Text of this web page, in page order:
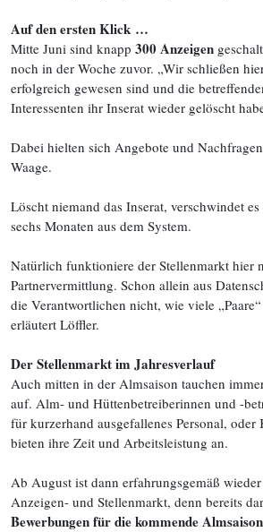
Auf den ersten Klick …
Mitte Juni sind knapp 300 Anzeigen
noch in der Woche zuvor. „Wir schließen
erfolgreich gewesen sind und die
Interessenten ihr Inserat wieder gelöscht
Dabei hielten sich Angebote und
Waage.
Löscht niemand das Inserat, verschwindet
sechs Monaten aus dem System.
Natürlich funktioniere der Stellenmarkt hier
Partnervermittlung. Schon allein aus
die Verantwortlichen nicht, wie viele
erläutert Löffler.
Der Stellenmarkt im Jahresverlauf
Auch mitten in der Almsaison tauchen
auf. Alm- und Hüttenbetreiberinnen und -
für kurzerhand ausgefallenes Personal, oder
bieten ihre Zeit und Arbeitsleistung an.
Ab August ist dann erfahrungsgemäß
Anzeigen- und Stellenmarkt, denn bereits
Bewerbungen für die kommende Almsaison